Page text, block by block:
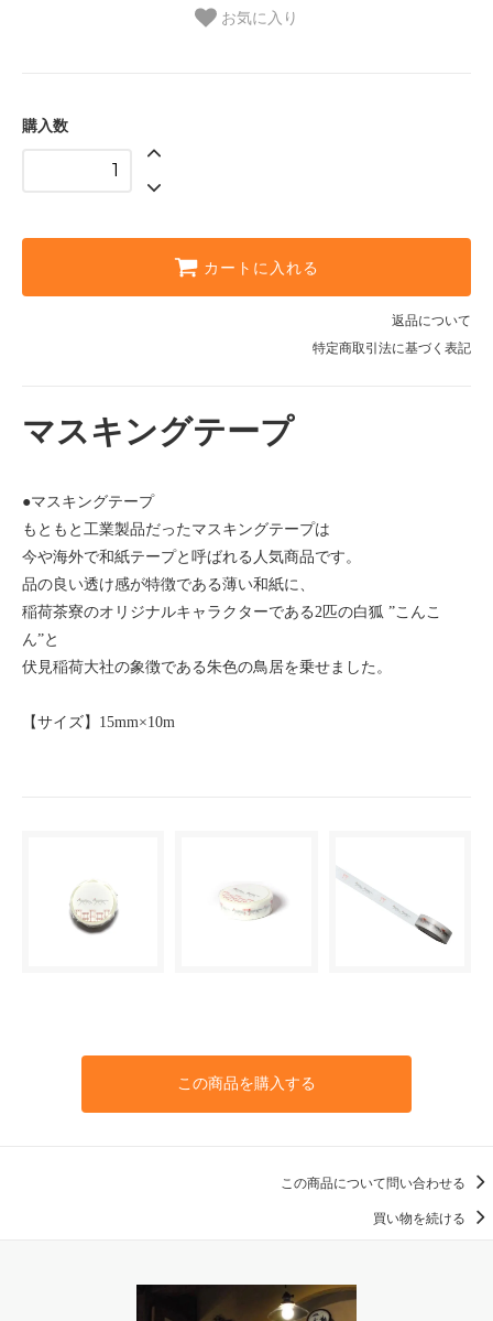
お気に入り
購入数
カートに入れる
返品について
特定商取引法に基づく表記
マスキングテープ
●マスキングテープ
もともと工業製品だったマスキングテープは
今や海外で和紙テープと呼ばれる人気商品です。
品の良い透け感が特徴である薄い和紙に、
稲荷茶寮のオリジナルキャラクターである2匹の白狐 ”こんこ
ん”と
伏見稲荷大社の象徴である朱色の鳥居を乗せました。
【サイズ】15mm×10m
この商品を購入する
この商品について問い合わせる
買い物を続ける